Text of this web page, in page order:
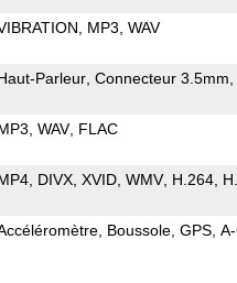
MP3 WAV
Parleur Connecteur 3.5mm
WAV FLAC
DIVX XVID WMV H.264
Boussole GPS